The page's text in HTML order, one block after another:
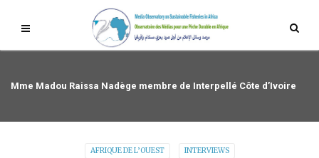
Mme Madou Raissa Nadège membre de Interpellé Côte d’Ivoire
AFRIQUE DE L’OUEST INTERVIEWS